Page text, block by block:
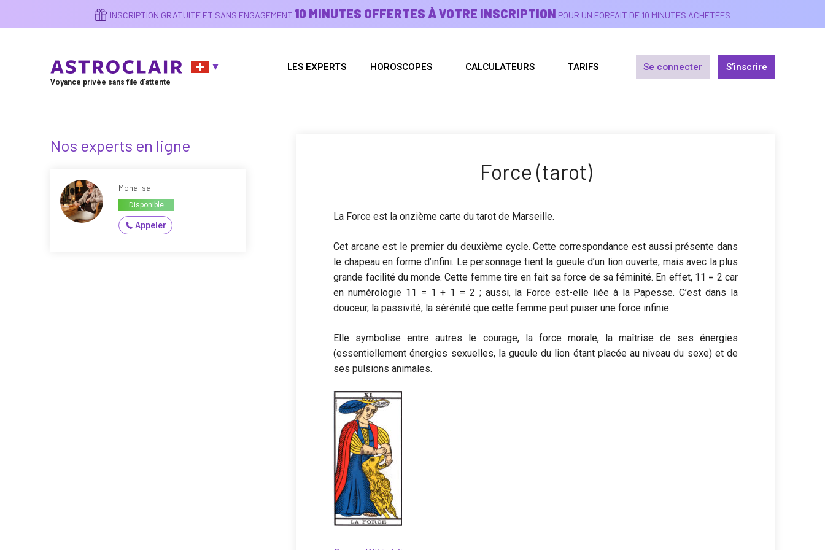
contenu
INSCRIPTION GRATUITE ET SANS ENGAGEMENT 10 MINUTES OFFERTES À VOTRE INSCRIPTION POUR UN FORFAIT DE 10 MINUTES ACHETÉES
Voyance privée sans file d'attente
LES EXPERTS HOROSCOPES CALCULATEURS TARIFS Se connecter S’inscrire
Force (tarot)
La Force est la onzième carte du tarot de Marseille.
Cet arcane est le premier du deuxième cycle. Cette correspondance est aussi présente dans
le chapeau en forme d’infini. Le personnage tient la gueule d’un lion ouverte, mais avec la plus
grande facilité du monde. Cette femme tire en fait sa force de sa féminité. En effet, 11 = 2 car
en numérologie 11 = 1 + 1 = 2 ; aussi, la Force est-elle liée à la Papesse. C’est dans la
douceur, la passivité, la sérénité que cette femme peut puiser une force infinie.
Elle symbolise entre autres le courage, la force morale, la maîtrise de ses énergies
(essentiellement énergies sexuelles, la gueule du lion étant placée au niveau du sexe) et de
ses pulsions animales.
Nos experts en ligne
Monalisa
Disponible
Appeler